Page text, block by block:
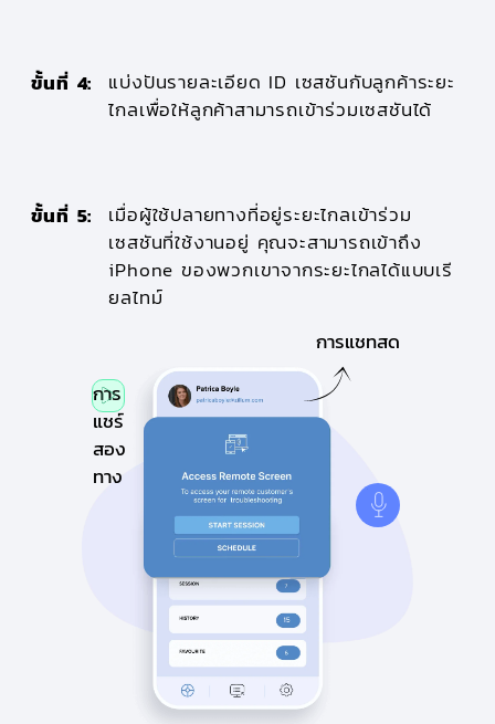
ขั้นที่ 4:
แบ่งปันรายละเอียด ID เซสชันกับลูกค้าระยะ
ไกลเพื่อให้ลูกค้าสามารถเข้าร่วมเซสชันได้
ขั้นที่ 5:
เมื่อผู้ใช้ปลายทางที่อยู่ระยะไกลเข้าร่วม
เซสชันที่ใช้งานอยู่ คุณจะสามารถเข้าถึง
iPhone ของพวกเขาจากระยะไกลได้แบบเรี
ยลไทม์
การ
แชร์
สอง
ทาง
การแชทสด